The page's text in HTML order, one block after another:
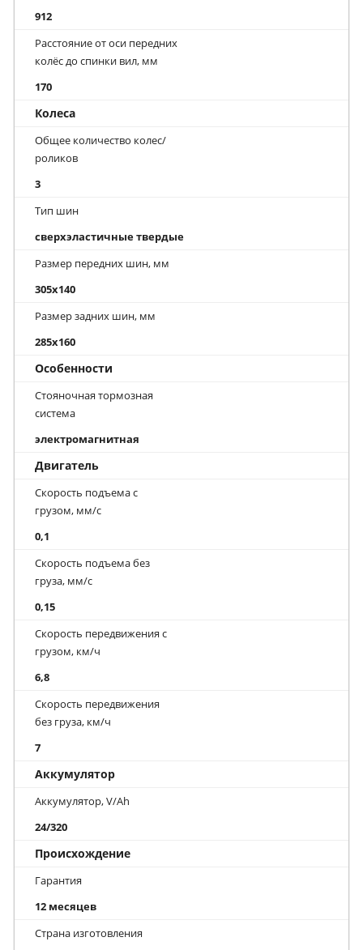
912
Расстояние от оси передних
колёс до спинки вил, мм
170
Колеса
Общее количество колес/
роликов
3
Тип шин
сверхэластичные твердые
Размер передних шин, мм
305x140
Размер задних шин, мм
285x160
Особенности
Стояночная тормозная
система
электромагнитная
Двигатель
Скорость подъема с
грузом, мм/с
0,1
Скорость подъема без
груза, мм/с
0,15
Скорость передвижения с
грузом, км/ч
6,8
Скорость передвижения
без груза, км/ч
7
Аккумулятор
Аккумулятор, V/Ah
24/320
Происхождение
Гарантия
12 месяцев
Страна изготовления